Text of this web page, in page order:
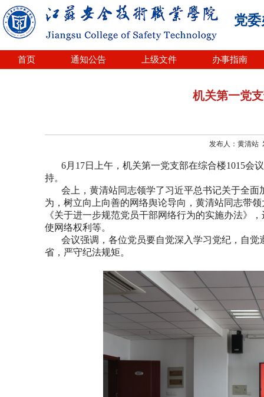
党
首页 通知公告 上级文件 办事指南
机关第一党
发布人：黄清站
6月 1 7日 上午 ，机关第一党支部在综合楼1015会
持。
会上， 黄清站同志领学了习近平总书记关于全
为，树立向上向善的网络舆论导向，黄清站同志带领
《关于进一步规范党员干部网络行为的实施办法》
，
使网络权利等。
会议强调，各位党员要自觉深入学习党纪，自觉
省，严守纪法规矩。